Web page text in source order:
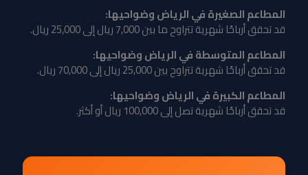
المطاعم الصغيرة في الرياض وضواحيها:
قد تحقق أرباحًا شهرية تتراوح ما بين 7,000 ريال إلى 25,000 ريال.
المطاعم المتوسطة في الرياض وضواحيها:
قد تحقق أرباحًا شهرية تتراوح بين 25,000 ريال إلى 70,000 ريال.
المطاعم الكبيرة في الرياض وضواحيها:
قد تحقق أرباحًا شهرية تصل إلى 100,000 ريال أو أكثر.